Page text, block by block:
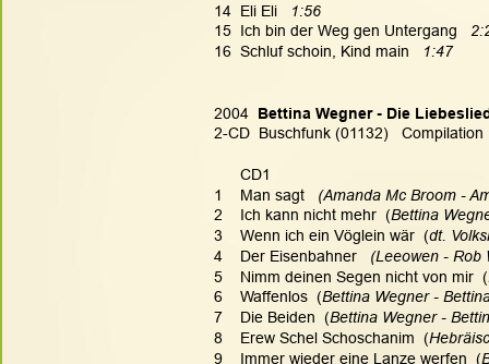
14  Eli Eli
1:56
15  Ich bin der Weg gen Untergang
16  Schluf schoin, Kind main
1:47
2004 Bettina Wegner - Die
2-CD  Buschfunk (01132)   Compilation
      CD1
1    Man sagt
(Amanda Mc Broom -
2    Ich kann nicht mehr  (Bettina
3    Wenn ich ein Vöglein wär  (dt.
4    Der Eisenbahner (Leeowen - Rob
5    Nimm deinen Segen nicht von mir  (
6    Waffenlos  (Bettina Wegner -
7    Die Beiden  (Bettina Wegner -
8    Erew Schel Schoschanim  (
9    Immer wieder eine Lanze werfen  (